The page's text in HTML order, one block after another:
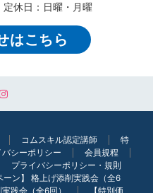
休日：日曜・月曜
はこちら
コムスキル認定講師
特
バシーポリシー
会員規程
プライバシーポリシー・規則
ーン】 格上げ添削実践会（全6
践会（全6回） 【特別価